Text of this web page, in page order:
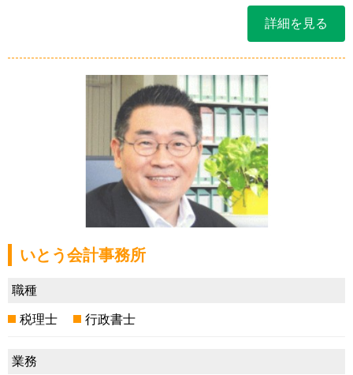
詳細を見る
いとう会計事務所
職種
税理士 行政書士
業務